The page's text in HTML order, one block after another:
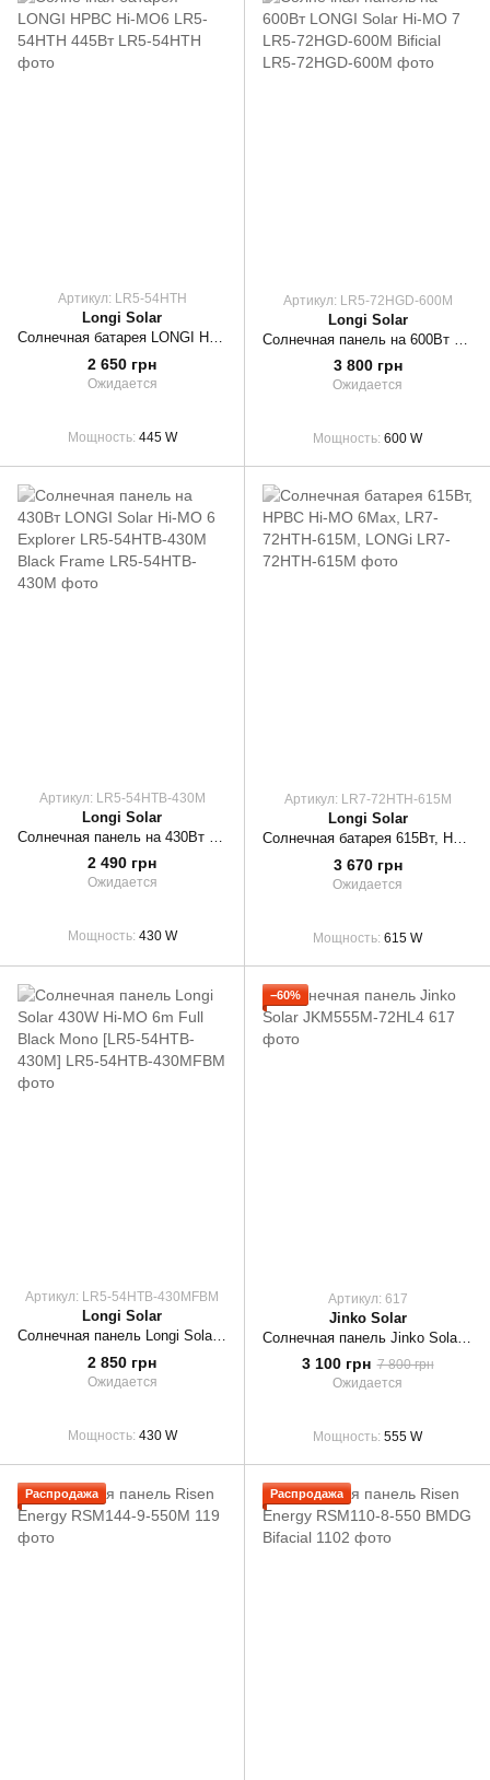
Артикул: LR5-54HTH
Longi Solar
Солнечная батарея LONGI HPBC Hi-MO6 LR5-54HTH 445Вт
2 650 грн
Ожидается
Мощность 445 W
Артикул: LR5-72HGD-600M
Longi Solar
3 800 грн
Ожидается
Мощность 600 W
Артикул: LR5-54HTB-430M
Longi Solar
2 490 грн
Ожидается
Мощность 430 W
Артикул: LR7-72HTH-615M
Longi Solar
Солнечная батарея 615Вт, HPBC Hi-MO 6Max, LR7-72HTH-615M, LONGi
3 670 грн
Ожидается
Мощность 615 W
Артикул: LR5-54HTB-430MFBM
Longi Solar
Солнечная панель Longi Solar 430W Hi-MO 6m Full Black Mono [LR5-54HTB-430M]
2 850 грн
Ожидается
Мощность 430 W
−60%
Артикул: 617
Jinko Solar
3 100 грн 7 800 грн
Ожидается
Мощность 555 W
Распродажа Распродажа